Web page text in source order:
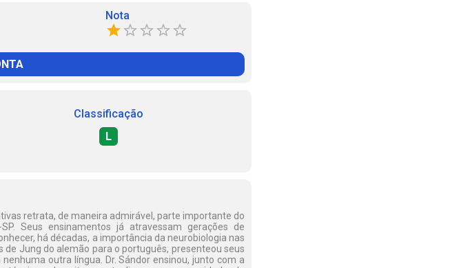
Nota
Classificação
L
retrata, de maneira admirável, parte importante do
Seus ensinamentos já atravessam gerações de
há décadas, a importância da neurobiologia nas
Jung do alemão para o português, presenteou seus
outra língua. Dr. Sándor ensinou, junto com a